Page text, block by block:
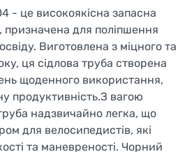
- це високоякісна запасна
для поліпшення
Виготовлена з міцного та
ця сідлова труба створена
щоденного використання,
продуктивність.З вагою
надзвичайно легка, що
для велосипедистів, які
та маневреності. Чорний